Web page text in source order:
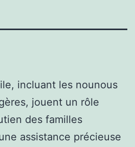
incluant les nounous
jouent un rôle
des familles
assistance précieuse